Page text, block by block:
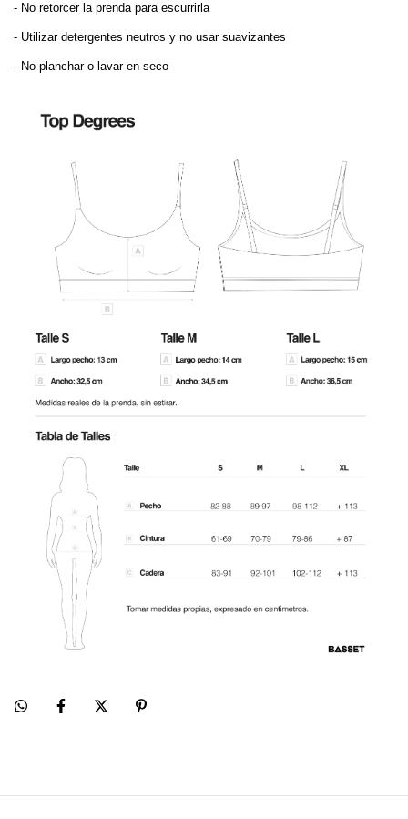
- No retorcer la prenda para escurrirla
- Utilizar detergentes neutros y no usar suavizantes
- No planchar o lavar en seco